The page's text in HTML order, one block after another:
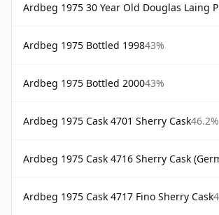
Ardbeg 1975 30 Year Old Douglas Laing Platinum
Ardbeg 1975 Bottled 199843%
Ardbeg 1975 Bottled 200043%
Ardbeg 1975 Cask 4701 Sherry Cask46.2%
Ardbeg 1975 Cask 4716 Sherry Cask (German
Ardbeg 1975 Cask 4717 Fino Sherry Cask